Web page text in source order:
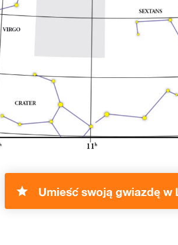
Umieść swoją gwiazdę w